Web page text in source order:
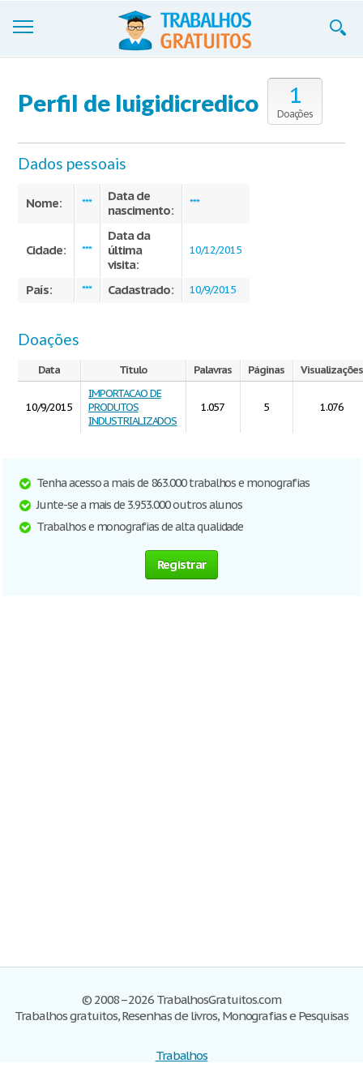
Cadastre-se
Entre
1
Doações
Perfil de luigidicredico
Dados pessoais
Nome: ***
Data de
nascimento:
***
Cidade: ***
Data da
última
visita:
10/12/2015
País: *** Cadastrado: 10/9/2015
Doações
Data Título Palavras Páginas Visualizações
10/9/2015
IMPORTACAO DE
PRODUTOS
INDUSTRIALIZADOS
1.057 5 1.076
Tenha acesso a mais de 863.000 trabalhos e monografias
Junte-se a mais de 3.953.000 outros alunos
Trabalhos e monografias de alta qualidade
Registrar
© 2008–2026 TrabalhosGratuitos.com
Trabalhos gratuitos, Resenhas de livros, Monografias e Pesquisas
Trabalhos